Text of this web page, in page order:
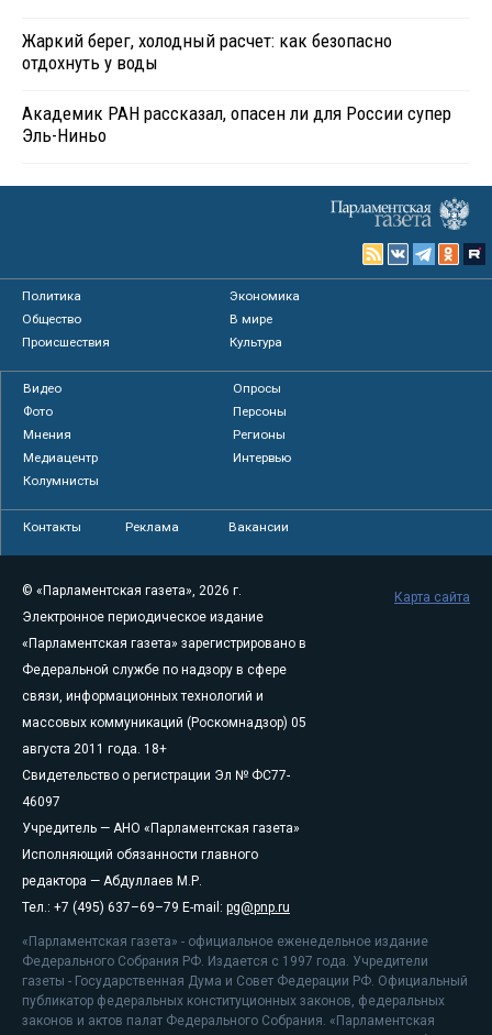
Жаркий берег, холодный расчет: как безопасно
отдохнуть у воды
Академик РАН рассказал, опасен ли для России супер
Эль-Ниньо
Политика
Экономика
Общество
В мире
Происшествия
Культура
Видео
Опросы
Фото
Персоны
Мнения
Регионы
Медиацентр
Интервью
Колумнисты
Контакты Реклама Вакансии
© «Парламентская газета», 2026 г.
Электронное периодическое издание
«Парламентская газета» зарегистрировано в
Федеральной службе по надзору в сфере
связи, информационных технологий и
массовых коммуникаций (Роскомнадзор) 05
августа 2011 года. 18+
Свидетельство о регистрации Эл № ФС77-
46097
Учредитель — АНО «Парламентская газета»
Исполняющий обязанности главного
редактора — Абдуллаев М.Р.
Тел.: +7 (495) 637–69–79 E-mail: pg@pnp.ru
«Парламентская газета» - официальное еженедельное издание
Федерального Собрания РФ. Издается с 1997 года. Учредители
газеты - Государственная Дума и Совет Федерации РФ. Официальный
публикатор федеральных конституционных законов, федеральных
законов и актов палат Федерального Собрания. «Парламентская
Карта сайта